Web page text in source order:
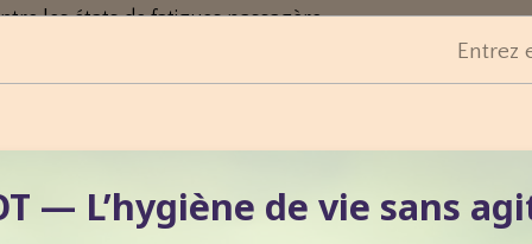
les états de fatigues passagère.
ses propriétés tonifiantes et relaxantes du Ginseng
de la vie quotidienne.
Entrez
— L’hygiène de vie sans